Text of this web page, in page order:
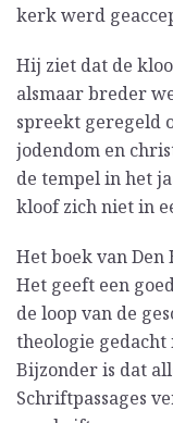
kerk werd
Hij ziet dat de
alsmaar breder
spreekt geregeld
jodendom en
de tempel in het
kloof zich niet in
Het boek van
Het geeft een
de loop van de
theologie gedacht
Bijzonder is dat
Schriftpassages